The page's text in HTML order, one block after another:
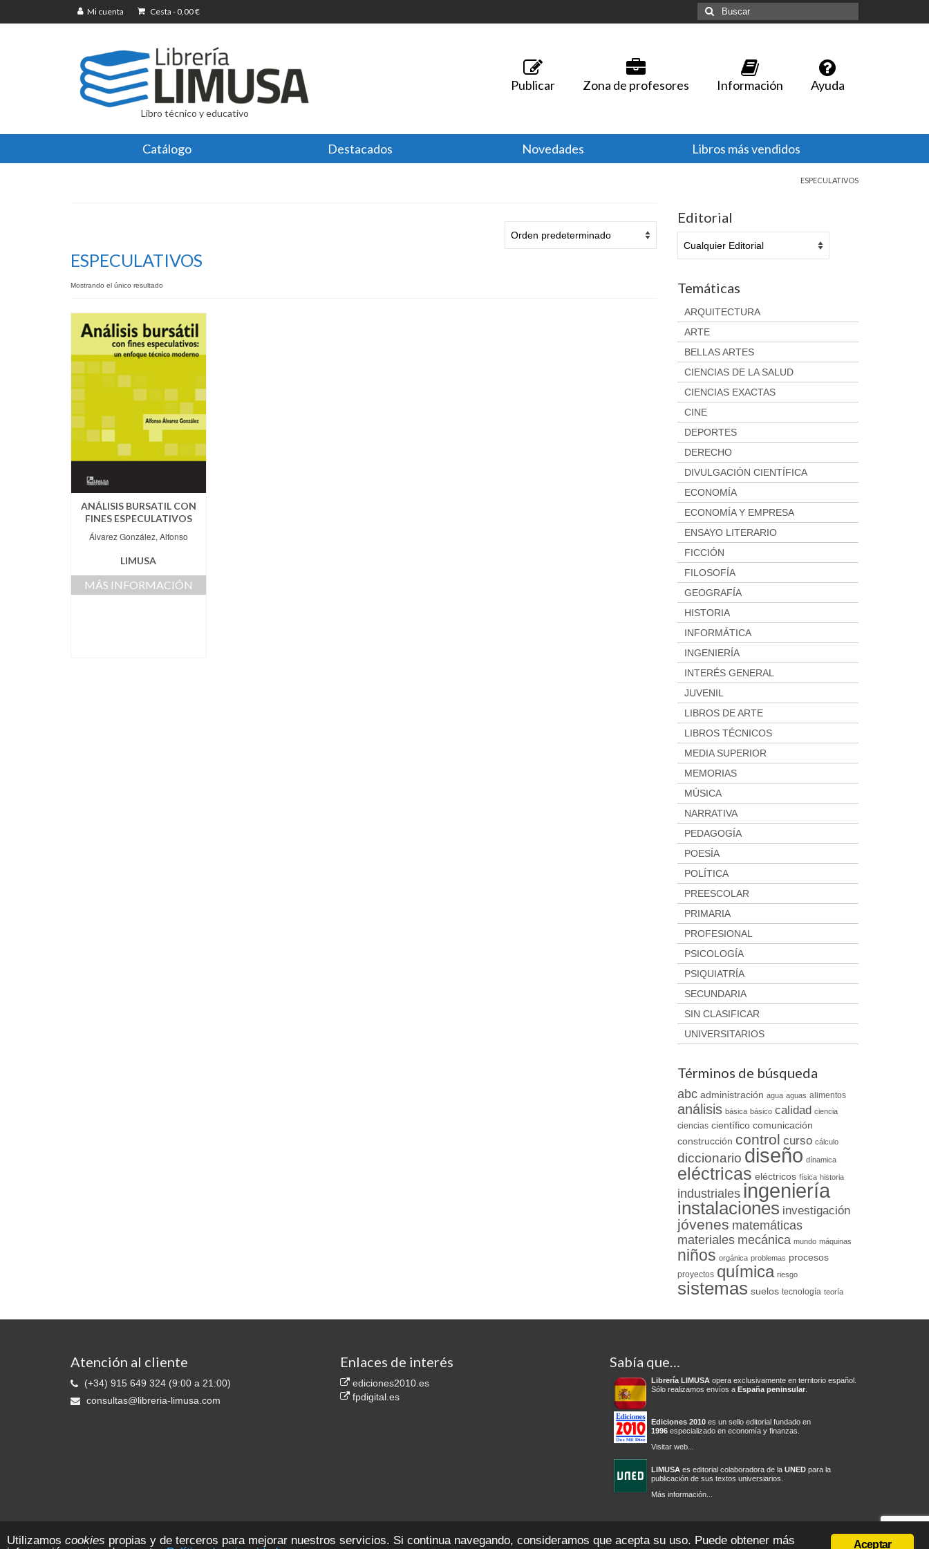
Mi cuenta Cesta - 0,00€
Buscar
por:
Libro técnico y educativo
Publicar Zona de profesores Información Ayuda
Catálogo Destacados Novedades Libros más vendidos
ESPECULATIVOS
ESPECULATIVOS
Mostrando el único resultado
ANÁLISIS BURSATIL CON
FINES ESPECULATIVOS
Álvarez González, Alfonso
LIMUSA
MÁS INFORMACIÓN
Editorial
Temáticas
ARQUITECTURA
ARTE
BELLAS ARTES
CIENCIAS DE LA SALUD
CIENCIAS EXACTAS
CINE
DEPORTES
DERECHO
DIVULGACIÓN CIENTÍFICA
ECONOMÍA
ECONOMÍA Y EMPRESA
ENSAYO LITERARIO
FICCIÓN
FILOSOFÍA
GEOGRAFÍA
HISTORIA
INFORMÁTICA
INGENIERÍA
INTERÉS GENERAL
JUVENIL
LIBROS DE ARTE
LIBROS TÉCNICOS
MEDIA SUPERIOR
MEMORIAS
MÚSICA
NARRATIVA
PEDAGOGÍA
POESÍA
POLÍTICA
PREESCOLAR
PRIMARIA
PROFESIONAL
PSICOLOGÍA
PSIQUIATRÍA
SECUNDARIA
SIN CLASIFICAR
UNIVERSITARIOS
Términos de búsqueda
abc administración agua aguas alimentos
análisis básica básico calidad ciencia
ciencias científico comunicación
construcción control curso cálculo
diccionario diseño dínamica
eléctricas eléctricos física historia
industriales ingeniería
instalaciones investigación
jóvenes matemáticas
materiales mecánica mundo máquinas
niños orgánica problemas procesos
proyectos química riesgo
sistemas suelos tecnología teoría
Atención al cliente
(+34) 915 649 324 (9:00 a 21:00)
consultas@libreria-limusa.com
Enlaces de interés
ediciones2010.es
fpdigital.es
Sabía que…
Librería LIMUSAopera exclusivamente en territorio español.
Sólo realizamos envíos a España peninsular.
Ediciones 2010es un sello editorial fundado en
1996especializado en economía y finanzas.
Visitar web...
LIMUSAes editorial colaboradora de la UNEDpara la
publicación de sus textos universiarios.
Más información...
CIF B-81553109 Todos los derechos reservados
Aceptar
Utilizamos cookies propias y de terceros para mejorar nuestros servicios. Si continua navegando, consideramos que acepta su uso. Puede obtener más